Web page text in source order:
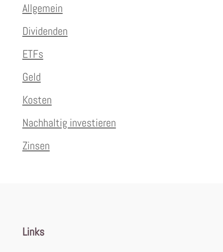
Allgemein
Dividenden
ETFs
Geld
Kosten
Nachhaltig investieren
Zinsen
Links